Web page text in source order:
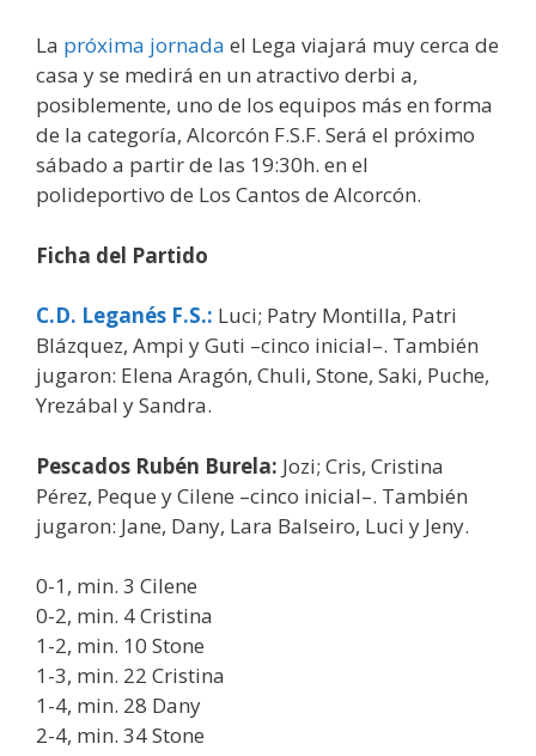
La próxima jornada el Lega viajará muy cerca de
casa y se medirá en un atractivo derbi a,
posiblemente, uno de los equipos más en forma
de la categoría, Alcorcón F.S.F. Será el próximo
sábado a partir de las 19:30h. en el
polideportivo de Los Cantos de Alcorcón.
Ficha del Partido
C.D. Leganés F.S.: Luci; Patry Montilla, Patri
Blázquez, Ampi y Guti –cinco inicial–. También
jugaron: Elena Aragón, Chuli, Stone, Saki, Puche,
Yrezábal y Sandra.
Pescados Rubén Burela: Jozi; Cris, Cristina
Pérez, Peque y Cilene –cinco inicial–. También
jugaron: Jane, Dany, Lara Balseiro, Luci y Jeny.
0-1, min. 3 Cilene
0-2, min. 4 Cristina
1-2, min. 10 Stone
1-3, min. 22 Cristina
1-4, min. 28 Dany
2-4, min. 34 Stone